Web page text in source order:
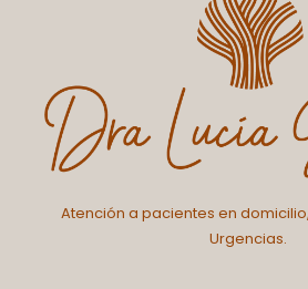
Atención a pacientes en
Urgencias.